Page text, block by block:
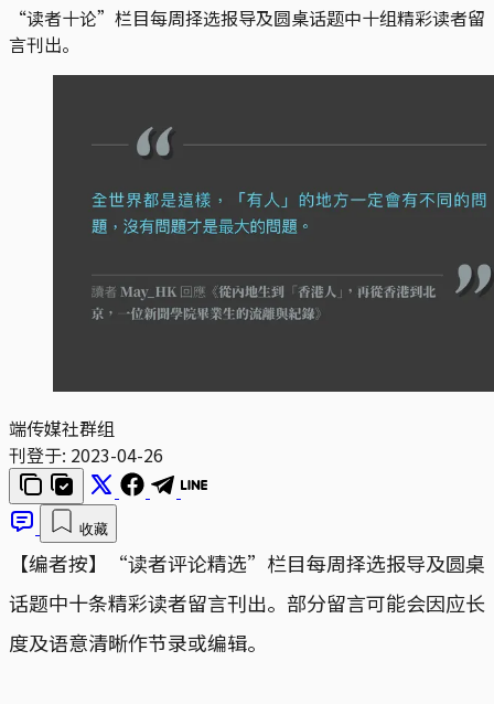
“读者十论”栏目每周择选报导及圆桌话题中十组精彩读者留
言刊出。
端传媒社群组
刊登于: 2023-04-26
收藏
【编者按】“读者评论精选”栏目每周择选报导及圆桌
话题中十条精彩读者留言刊出。部分留言可能会因应长
度及语意清晰作节录或编辑。